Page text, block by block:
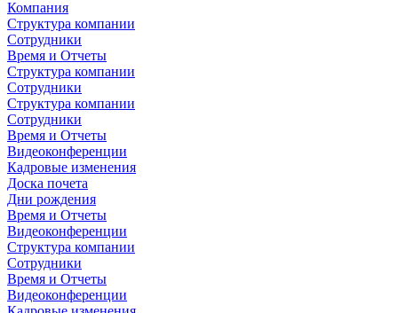
Компания
Структура компании
Сотрудники
Время и Отчеты
Структура компании
Сотрудники
Структура компании
Сотрудники
Время и Отчеты
Видеоконференции
Кадровые изменения
Доска почета
Дни рождения
Время и Отчеты
Видеоконференции
Структура компании
Сотрудники
Время и Отчеты
Видеоконференции